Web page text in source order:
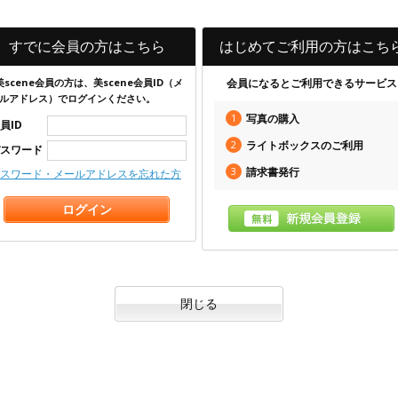
すでに会員の方はこちら
scene会員の方は、美scene会員ID（メ
アドレス）でログインください。
ID
ワード
ワード・メールアドレスを忘れた方
はじめてご利用の方はこち
会員になるとご利用できるサービス
1 写真の購入
2 ライトボックスのご利用
3 請求書発行